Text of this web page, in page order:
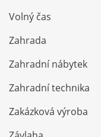
Volný čas
Zahrada
Zahradní nábytek
Zahradní technika
Zakázková výroba